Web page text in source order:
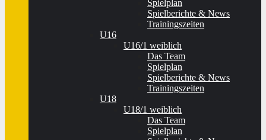
Spielplan
Spielberichte & News
Trainingszeiten
U16
U16/1 weiblich
Das Team
Spielplan
Spielberichte & News
Trainingszeiten
U18
U18/1 weiblich
Das Team
Spielplan